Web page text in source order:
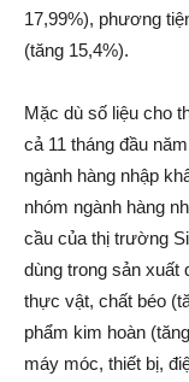
17,99%), phương
(tăng 15,4%).
Mặc dù số liệu cho
cả 11 tháng đầu
ngành hàng nhập
nhóm ngành hàng
cầu của thị trường
dùng trong sản xuất
thực vật, chất béo
phẩm kim hoàn
máy móc, thiết bị,